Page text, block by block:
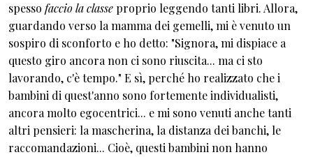
spesso faccio la classe proprio leggendo tanti libri. Allora,
guardando verso la mamma dei gemelli, mi è venuto un
sospiro di sconforto e ho detto: "Signora, mi dispiace a
questo giro ancora non ci sono riuscita... ma ci sto
lavorando, c'è tempo." E sì, perché ho realizzato che i
bambini di quest'anno sono fortemente individualisti,
ancora molto egocentrici... e mi sono venuti anche tanti
altri pensieri: la mascherina, la distanza dei banchi, le
raccomandazioni... Cioè, questi bambini non hanno